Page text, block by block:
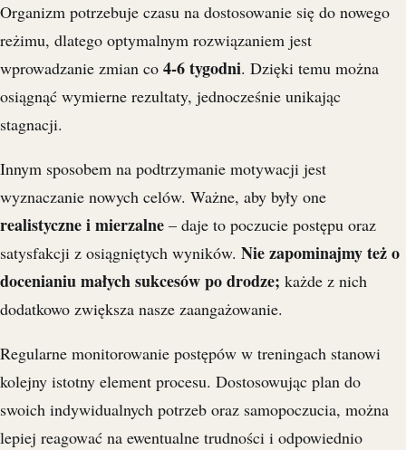
Organizm potrzebuje czasu na dostosowanie się do nowego
reżimu, dlatego optymalnym rozwiązaniem jest
wprowadzanie zmian co 4-6 tygodni. Dzięki temu można
osiągnąć wymierne rezultaty, jednocześnie unikając
stagnacji.
Innym sposobem na podtrzymanie motywacji jest
wyznaczanie nowych celów. Ważne, aby były one
realistyczne i mierzalne – daje to poczucie postępu oraz
satysfakcji z osiągniętych wyników. Nie zapominajmy też o
docenianiu małych sukcesów po drodze; każde z nich
dodatkowo zwiększa nasze zaangażowanie.
Regularne monitorowanie postępów w treningach stanowi
kolejny istotny element procesu. Dostosowując plan do
swoich indywidualnych potrzeb oraz samopoczucia, można
lepiej reagować na ewentualne trudności i odpowiednio